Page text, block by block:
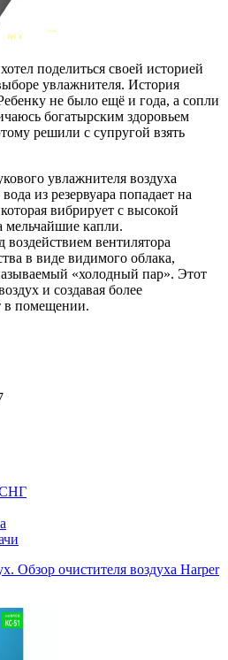
поделиться своей историей
увлажнителя. История
не было ещё и года, а сопли
богатырским здоровьем
решили с супругой взять
увлажнителя воздуха
из резервуара попадает на
вибрирует с высокой
мельчайшие капли.
вентилятора
в виде видимого облака,
«холодный пар». Этот
и создавая более
в помещении.
СНГ
Обзор очистителя воздуха Harper